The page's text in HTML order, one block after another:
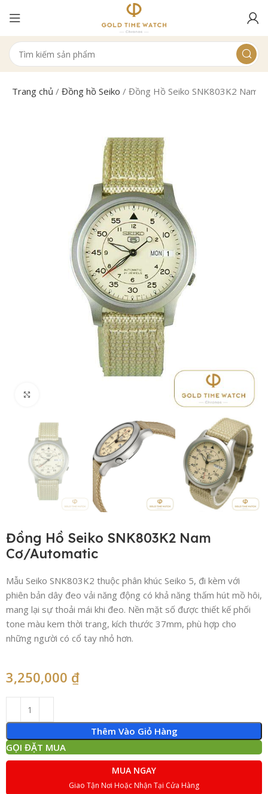
Trang chủ /Đồng hồ Seiko /Đồng Hồ Seiko SNK803K2 Nam
Đồng Hồ Seiko SNK803K2 Nam
Cơ/Automatic
Mẫu Seiko SNK803K2 thuộc phân khúc Seiko 5, đi kèm với
phiên bản dây đeo vải năng động có khả năng thấm hút mồ hôi,
mang lại sự thoải mái khi đeo. Nền mặt số được thiết kế phối
tone màu kem thời trang, kích thước 37mm, phù hợp cho
những người có cổ tay nhỏ hơn.
3,250,000 ₫
Thêm Vào Giỏ Hàng
GỌI ĐẶT MUA
MUA NGAY
Giao Tận Nơi Hoặc Nhận Tại Cửa Hàng